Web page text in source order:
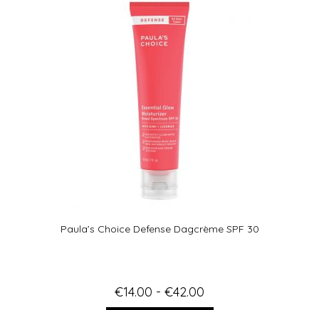
Paula’s Choice Defense Dagcrème SPF 30
€14.00 - €42.00